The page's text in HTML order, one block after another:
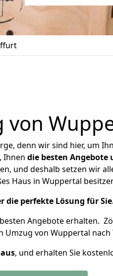
denn wir sind hier, um
Ihnen die besten Angebote
und deshalb setzen wir
Haus in Wuppertal
die perfekte Lösung für
Angebote erhalten.
Umzug von Wuppertal
, und erhalten Sie